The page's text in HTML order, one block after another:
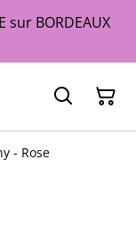
sur BORDEAUX
- Rose